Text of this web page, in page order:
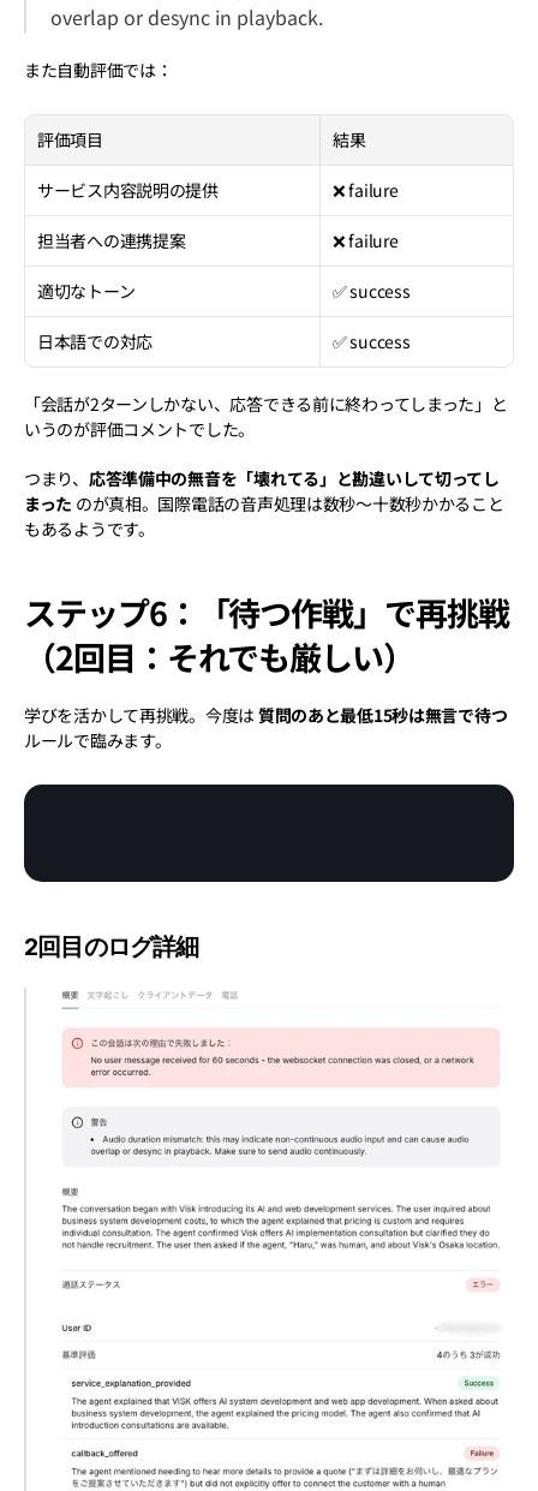
overlap or desync in playback.
また自動評価では：
評価項目 結果
サービス内容説明の提供 ❌ failure
担当者への連携提案 ❌ failure
適切なトーン ✅ success
日本語での対応 ✅ success
「会話が2ターンしかない、応答できる前に終わってしまった」と
いうのが評価コメントでした。
つまり、 応答準備中の無音を「壊れてる」と勘違いして切ってし
まった のが真相。国際電話の音声処理は数秒〜十数秒かかること
もあるようです。
ステップ6：「待つ作戦」で再挑戦
（2回目：それでも厳しい）
学びを活かして再挑戦。今度は 質問のあと最低15秒は無言で待つ
ルールで臨みます。
2回目のログ詳細